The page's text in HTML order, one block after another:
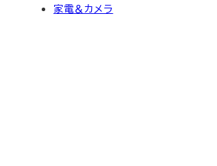
家電＆カメラ